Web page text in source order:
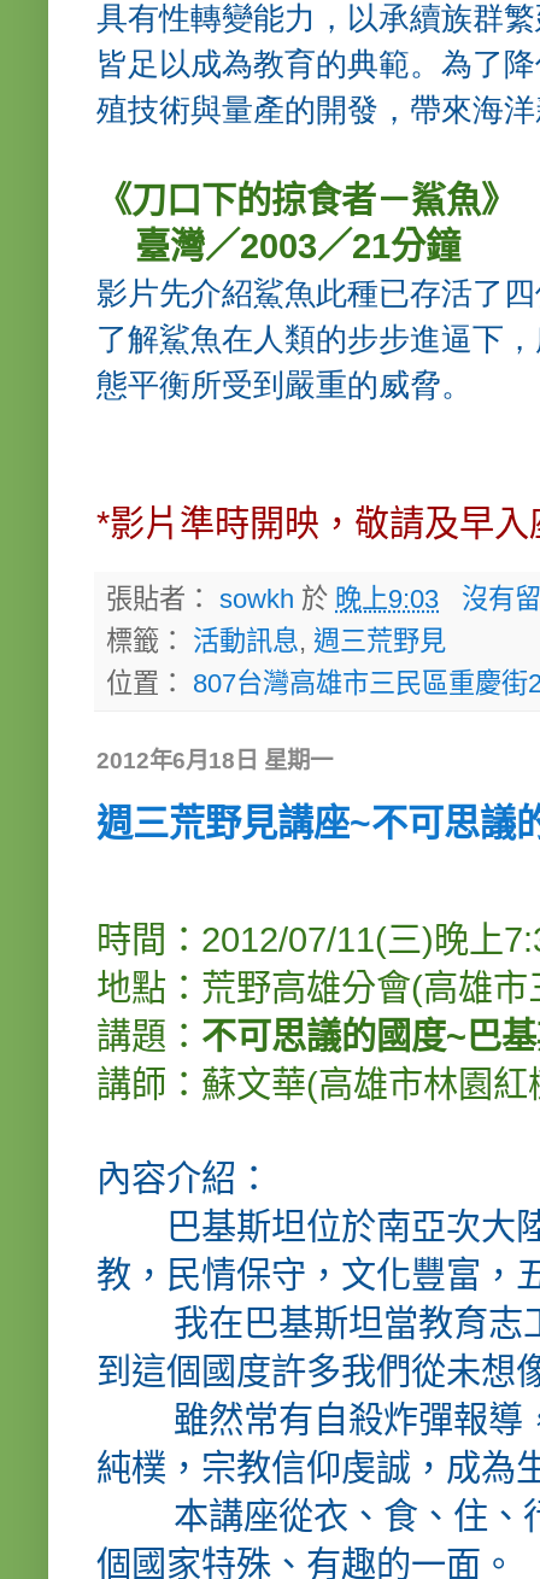
具有性轉變能力，以承續族群
皆足以成為教育的典範。為了
殖技術與量產的開發，帶來海
《刀口下的掠食者－鯊魚》
臺灣／2003／21分鐘
影片先介紹鯊魚此種已存活了
了解鯊魚在人類的步步進逼下
態平衡所受到嚴重的威脅。
*影片準時開映，敬請及早入
張貼者： sowkh 於 晚上9:03
沒有
標籤： 活動訊息, 週三荒野見
位置： 807台灣高雄市三民區重慶街
2012年6月18日 星期一
週三荒野見講座~不可思議
時間：2012/07/11(三)晚上
地點：荒野高雄分會(高雄
講題： 不可思議的國度~巴
講師：蘇文華(高雄市林園
內容介紹：
巴基斯坦位於南亞次大
教，民情保守，文化豐富，
我在巴基斯坦當教育志
到這個國度許多我們從未想
雖然常有自殺炸彈報導
純樸，宗教信仰虔誠，成為
本講座從衣、食、住、
個國家特殊、有趣的一面。